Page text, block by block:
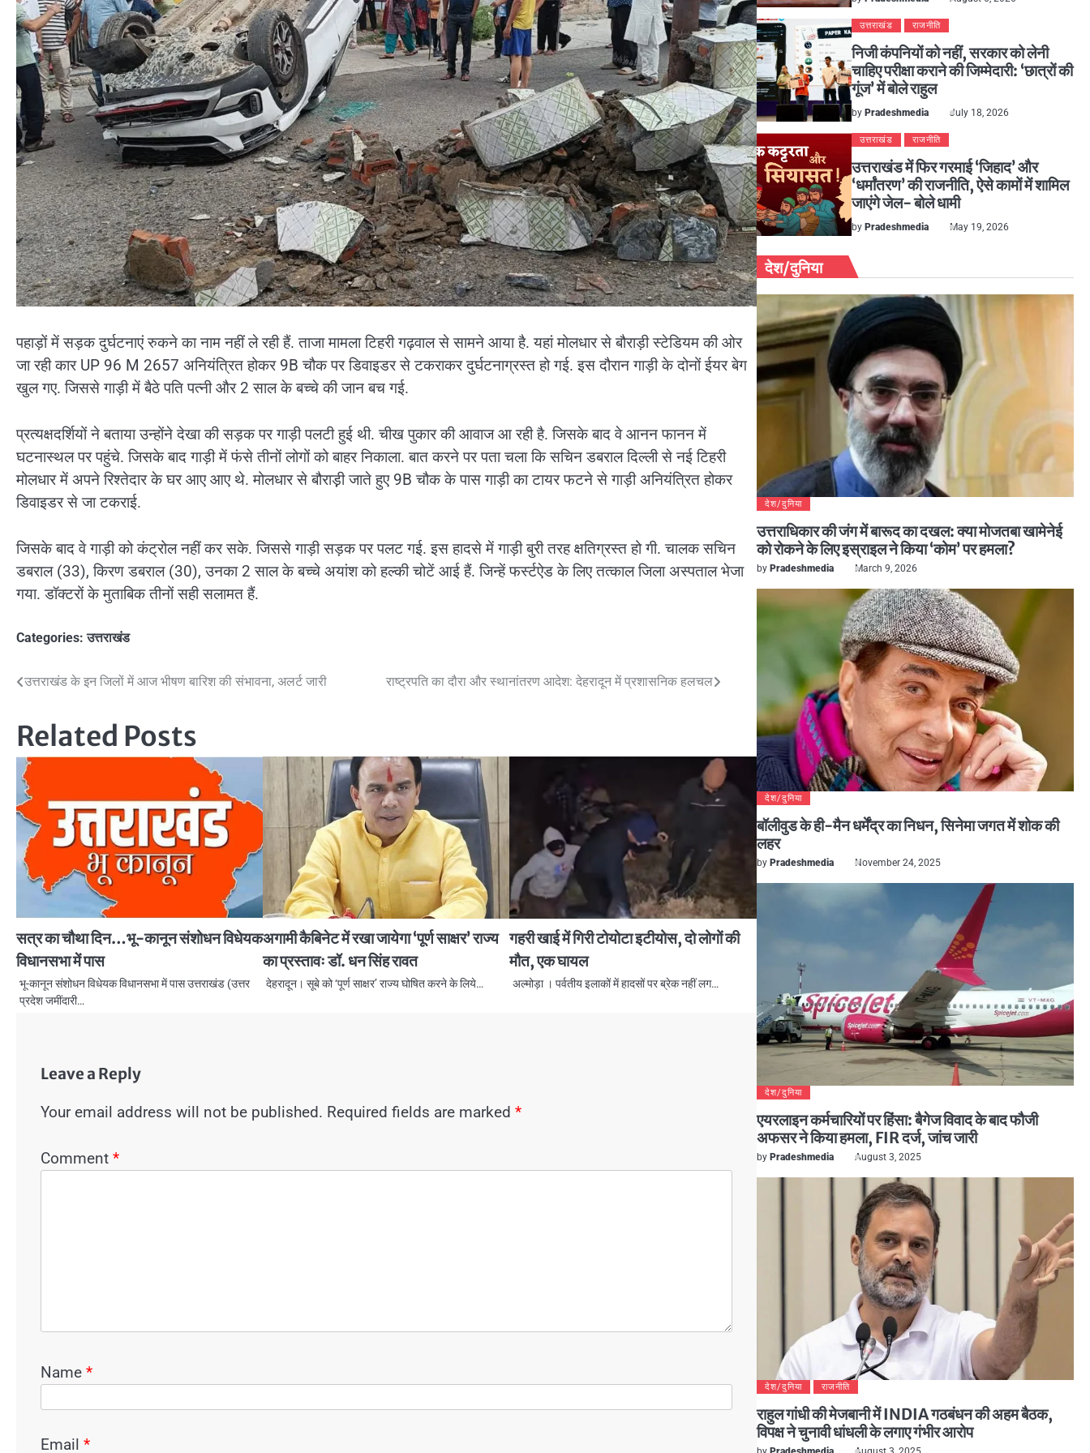
पहाड़ों में सड़क दुर्घटनाएं रुकने का नाम नहीं ले रही हैं. ताजा मामला टिहरी गढ़वाल से सामने आया है. यहां मोलधार से बौराड़ी स्टेडियम की ओर
जा रही कार UP 96 M 2657 अनियंत्रित होकर 9B चौक पर डिवाइडर से टकराकर दुर्घटनाग्रस्त हो गई. इस दौरान गाड़ी के दोनों ईयर बेग
खुल गए. जिससे गाड़ी में बैठे पति पत्नी और 2 साल के बच्चे की जान बच गई.
प्रत्यक्षदर्शियों ने बताया उन्होंने देखा की सड़क पर गाड़ी पलटी हुई थी. चीख पुकार की आवाज आ रही है. जिसके बाद वे आनन फानन में
घटनास्थल पर पहुंचे. जिसके बाद गाड़ी में फंसे तीनों लोगों को बाहर निकाला. बात करने पर पता चला कि सचिन डबराल दिल्ली से नई टिहरी
मोलधार में अपने रिश्तेदार के घर आए आए थे. मोलधार से बौराड़़ी जाते हुए 9B चौक के पास गाड़ी का टायर फटने से गाड़ी अनियंत्रित होकर
डिवाइडर से जा टकराई.
जिसके बाद वे गाड़ी को कंट्रोल नहीं कर सके. जिससे गाड़ी सड़क पर पलट गई. इस हादसे में गाड़ी बुरी तरह क्षतिग्रस्त हो गी. चालक सचिन
डबराल (33), किरण डबराल (30), उनका 2 साल के बच्चे अयांश को हल्की चोटें आई हैं. जिन्हें फर्स्टऐड के लिए तत्काल जिला अस्पताल भेजा
गया. डॉक्टरों के मुताबिक तीनों सही सलामत हैं.
Categories:उत्तराखंड
Post
उत्तराखंड के इन जिलों में आज भीषण बारिश की संभावना, अलर्ट जारी राष्ट्रपति का दौरा और स्थानांतरण आदेश: देहरादून में प्रशासनिक हलचल
Related Posts
सत्र का चौथा दिन…भू-कानून संशोधन विधेयक
विधानसभा में पास
भू-कानून संशोधन विधेयक विधानसभा में पास उत्तराखंड (उत्तर
प्रदेश जमींदारी…
अगामी कैबिनेट में रखा जायेगा ‘पूर्ण साक्षर’ राज्य
का प्रस्तावः डॉ. धन सिंह रावत
देहरादून। सूबे को ‘पूर्ण साक्षर’ राज्य घोषित करने के लिये…
गहरी खाई में गिरी टोयोटा इटीयोस, दो लोगों की
मौत, एक घायल
अल्मोड़ा । पर्वतीय इलाकों में हादसों पर ब्रेक नहीं लग…
Leave a Reply
Your email address will not be published. Required fields are marked *
Comment *
Name *
Email *
उत्तराखंड राजनीति
निजी कंपनियों को नहीं, सरकार को लेनी
चाहिए परीक्षा कराने की जिम्मेदारी: ‘छात्रों की
गूंज’ में बोले राहुल
by Pradeshmedia July 18, 2026
उत्तराखंड राजनीति
उत्तराखंड में फिर गरमाई ‘जिहाद’ और
‘धर्मांतरण’ की राजनीति, ऐसे कामों में शामिल
जाएंगे जेल- बोले धामी
by Pradeshmedia May 19, 2026
देश/दुनिया
देश/दुनिया
उत्तराधिकार की जंग में बारूद का दखल: क्या मोजतबा खामेनेई
को रोकने के लिए इस्राइल ने किया ‘कोम’ पर हमला?
by Pradeshmedia March 9, 2026
देश/दुनिया
बॉलीवुड के ही-मैन धर्मेंद्र का निधन, सिनेमा जगत में शोक की
लहर
by Pradeshmedia November 24, 2025
देश/दुनिया
एयरलाइन कर्मचारियों पर हिंसा: बैगेज विवाद के बाद फौजी
अफसर ने किया हमला, FIR दर्ज, जांच जारी
by Pradeshmedia August 3, 2025
देश/दुनिया राजनीति
राहुल गांधी की मेजबानी में INDIA गठबंधन की अहम बैठक,
विपक्ष ने चुनावी धांधली के लगाए गंभीर आरोप